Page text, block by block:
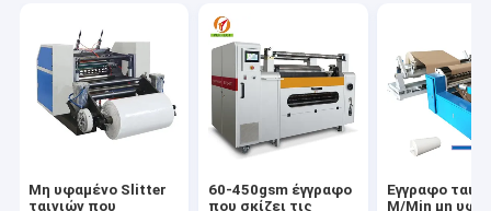
Μη υφαμένο Slitter
ταινιών που
60-450gsm έγγραφο
που σκίζει τις
Έγγραφο
M/Min μη